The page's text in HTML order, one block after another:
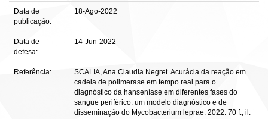
Data de
publicação:
18-Ago-2022
Data de
defesa:
14-Jun-2022
Referência:
SCALIA, Ana Claudia Negret. Acurácia da reação em
cadeia de polimerase em tempo real para o
diagnóstico da hanseníase em diferentes fases do
sangue periférico: um modelo diagnóstico e de
disseminação do Mycobacterium leprae. 2022. 70 f., il.